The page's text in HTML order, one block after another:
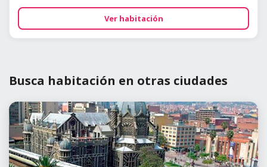
Ver habitación
Busca habitación en otras ciudades